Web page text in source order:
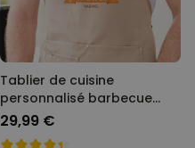
Tablier de cuisine
personnalisé barbecue
avec photo
29,99 €